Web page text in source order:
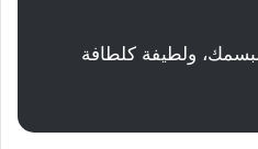
ولطيفة كلطافة